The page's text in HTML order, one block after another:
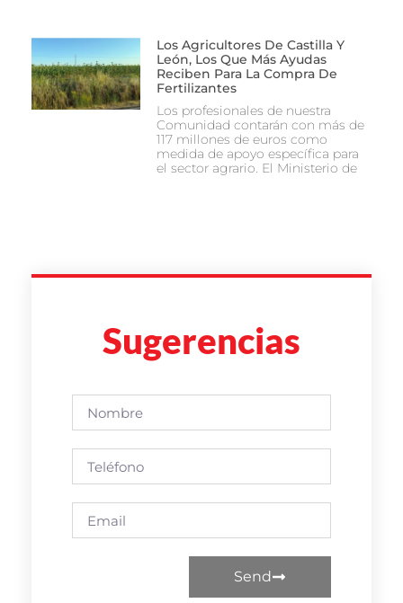
Los Agricultores De Castilla Y
León, Los Que Más Ayudas
Reciben Para La Compra De
Fertilizantes
Los profesionales de nuestra
Comunidad contarán con más de
117 millones de euros como
medida de apoyo específica para
el sector agrario. El Ministerio de
Sugerencias
Send